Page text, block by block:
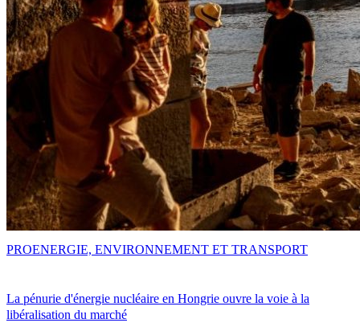
La pénurie d'énergie nucléaire en Hongrie ouvre la voie à la
libéralisation du marché
PROENERGIE, ENVIRONNEMENT ET TRANSPORT